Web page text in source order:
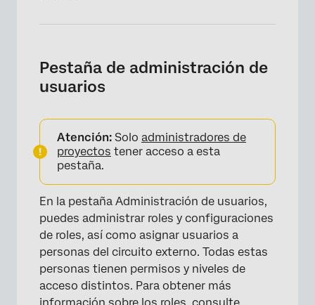
×
Pestaña de administración de
usuarios
Atención: Solo administradores de
proyectos tener acceso a esta
pestaña.
En la pestaña Administración de usuarios,
puedes administrar roles y configuraciones
de roles, así como asignar usuarios a
personas del circuito externo. Todas estas
personas tienen permisos y niveles de
acceso distintos. Para obtener más